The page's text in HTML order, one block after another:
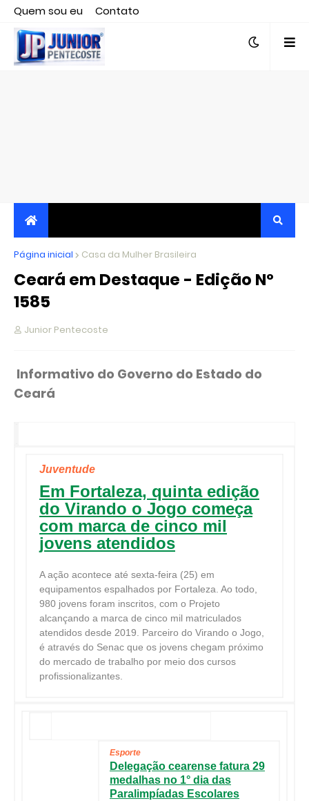
Quem sou eu
Contato
Editor responsável, jornalista Clovis Almeida.
JORNALISMO INDEPENDENTE, TRANSPARENTE E
CRÍTICO
Página inicial Casa da Mulher Brasileira
Ceará em Destaque - Edição Nº
1585
Junior Pentecoste
Informativo do Governo do Estado do
Ceará
Juventude
Em Fortaleza, quinta edição
do Virando o Jogo começa
com marca de cinco mil
jovens atendidos
A ação acontece até sexta-feira (25) em
equipamentos espalhados por Fortaleza. Ao todo,
980 jovens foram inscritos, com o Projeto
alcançando a marca de cinco mil matriculados
atendidos desde 2019. Parceiro do Virando o Jogo,
é através do Senac que os jovens chegam próximo
do mercado de trabalho por meio dos cursos
profissionalizantes.
Esporte
Delegação cearense fatura 29
medalhas no 1° dia das
Paralimpíadas Escolares